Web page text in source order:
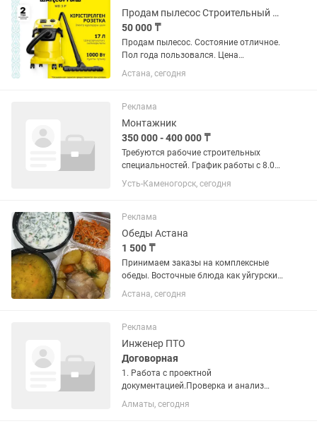
команду...
Продам пылесос Строительный Karcher WD 3 P V-17/4/20 (YYY) 1.628-17
50 000 ₸
Продам пылесос. Состояние отличное.
Пол года пользовался. Цена
окончательная.
Астана, сегодня
Реклама
Монтажник
350 000 - 400 000 ₸
Требуются рабочие строительных
специальностей. График работы с 8.00-
17.00, 5/2. Своевременная заработная
оплата. Объекты на территории ТОО
Усть-Каменогорск, сегодня
Реклама
Обеды Астана
1 500 ₸
Принимаем заказы на комплексные
обеды. Восточные блюда как уйгурский
лагман, плов ташкентский, манты,
куырдак, казан кебаб и фаст фуд,
Первое, второе, салат, компот,...
Астана, сегодня
Реклама
Инженер ПТО
Договорная
1. Работа с проектной
документацией.Проверка и анализ
проектных материалов, контроль их
соответствия нормам и требованиям
Алматы, сегодня